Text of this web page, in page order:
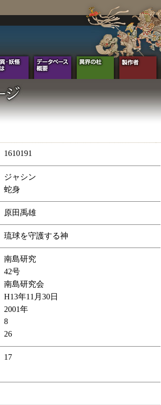
1610191
ジャシン
蛇身
原田禹雄
琉球を守護する神
南島研究
42号
南島研究会
H13年11月30日
2001年
8
26
17